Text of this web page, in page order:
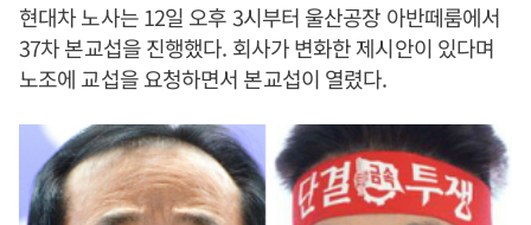
현대차 노사는 12일 오후 3시부터 울산공장 아반떼룸에서
37차 본교섭을 진행했다. 회사가 변화한 제시안이 있다며
노조에 교섭을 요청하면서 본교섭이 열렸다.